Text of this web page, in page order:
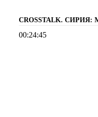
CROSSTALK.
00:24:45